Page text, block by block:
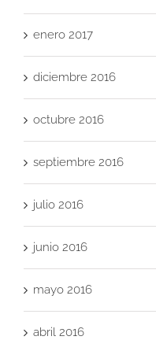
enero 2017
diciembre 2016
octubre 2016
septiembre 2016
julio 2016
junio 2016
mayo 2016
abril 2016